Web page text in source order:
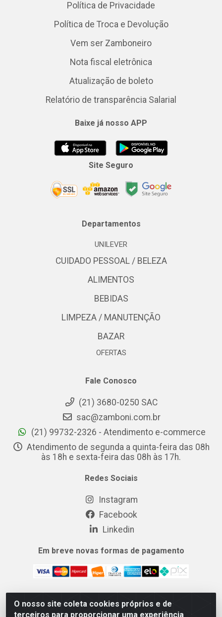
O nosso site coleta cookies próprios e de
terceiros para proporcionar uma experiência
Política de Privacidade
Política de Troca e Devolução
Vem ser Zamboneiro
Nota fiscal eletrônica
Atualização de boleto
Relatório de transparência Salarial
Baixe já nosso APP
Site Seguro
Departamentos
UNILEVER
CUIDADO PESSOAL / BELEZA
ALIMENTOS
BEBIDAS
LIMPEZA / MANUTENÇÃO
BAZAR
OFERTAS
Fale Conosco
(21) 3680-0250 SAC
sac@zamboni.com.br
(21) 99732-2326 - Atendimento e-commerce
Atendimento de segunda a quinta-feira das 08h
às 18h e sexta-feira das 08h às 17h.
Redes Sociais
Instagram
Facebook
Linkedin
Em breve novas formas de pagamento
MIX CERTO DISTRIBUIDORA DE COSMÉTICOS ALIMENTOS E